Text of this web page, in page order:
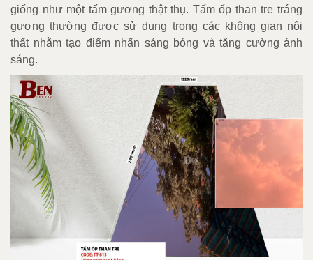
giống như một tấm gương thật thụ. Tấm ốp than tre tráng
gương thường được sử dụng trong các không gian nội
thất nhằm tạo điểm nhấn sáng bóng và tăng cường ánh
sáng.